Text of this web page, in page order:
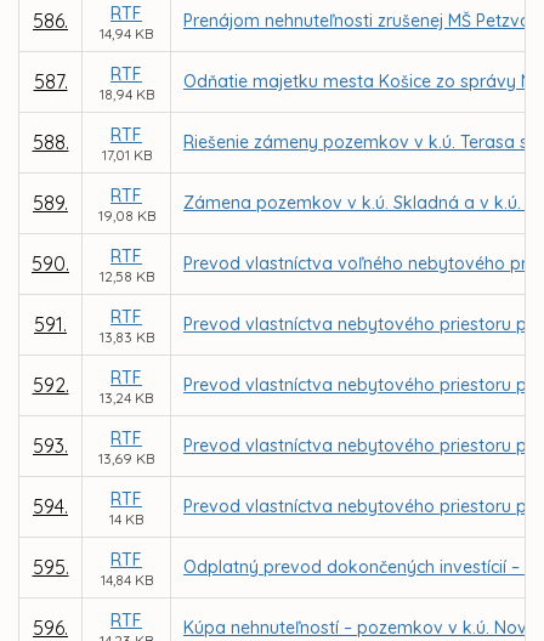
586. RTF
14,94 KB
Prenájom nehnuteľnosti zrušenej MŠ
587. RTF
18,94 KB
Odňatie majetku mesta Košice zo správy
588. RTF
17,01 KB
Riešenie zámeny pozemkov v k.ú. Terasa s
589. RTF
19,08 KB
Zámena pozemkov v k.ú. Skladná a v k.ú.
590. RTF
12,58 KB
Prevod vlastníctva voľného nebytového
591. RTF
13,83 KB
Prevod vlastníctva nebytového priestoru
592. RTF
13,24 KB
Prevod vlastníctva nebytového priestoru
593. RTF
13,69 KB
Prevod vlastníctva nebytového priestoru
594. RTF
14 KB
Prevod vlastníctva nebytového priestoru
595. RTF
14,84 KB
Odplatný prevod dokončených investícií –
596. RTF Kúpa nehnuteľností – pozemkov v k.ú.